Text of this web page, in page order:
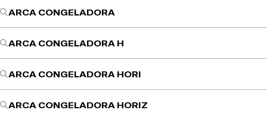
ARCA CONGELADORA
ARCA CONGELADORA H
ARCA CONGELADORA HORI
ARCA CONGELADORA HORIZ